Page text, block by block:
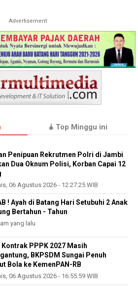
Advertisement
Top Minggu ini
Penipuan Rekrutmen Polri di Jambi
Dua Oknum Polisi, Korban Capai 12
06 Agustus 2026 - 12:27:25 WIB
! Ayah di Batang Hari Setubuhi 2 Anak
Bertahun - Tahun
yang lalu
Kontrak PPPK 2027 Masih
BKPSDM Sungai Penuh
Bola ke KemenPAN-RB
06 Agustus 2026 - 16:55:59 WIB